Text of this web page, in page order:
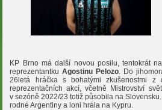
KP Brno má další novou posilu, tentokrát
reprezentantkuAgostinu Pelozo . Do
26letá hráčka s bohatými zkušenostmi z
reprezentačních akcí, včetně Mistrovství
v sezóně 2022/23 totiž působila na
rodné Argentiny a loni hrála na Kypru.